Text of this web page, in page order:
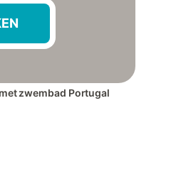
zwembad Portugal